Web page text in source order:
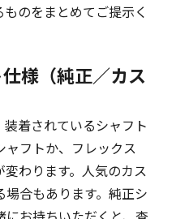
のをまとめてご提示く
様（純正／カス
着されているシャフト
フトか、フレックス
変わります。人気のカス
合もあります。純正シ